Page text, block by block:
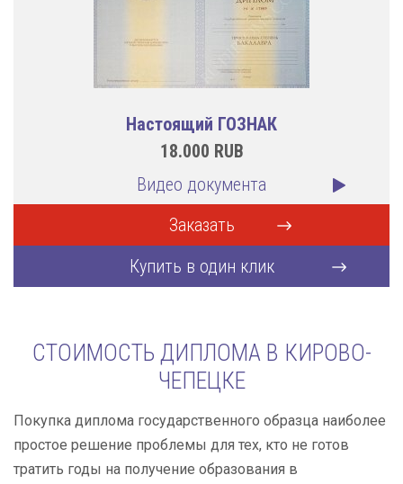
Настоящий ГОЗНАК
18.000 RUB
Видео документа
Заказать
Купить в один клик
СТОИМОСТЬ ДИПЛОМА В КИРОВО-
ЧЕПЕЦКЕ
Покупка диплома государственного образца наиболее
простое решение проблемы для тех, кто не готов
тратить годы на получение образования в